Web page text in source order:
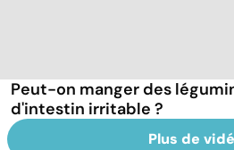
Peut-on manger des
d'intestin irritable ?
Plus de